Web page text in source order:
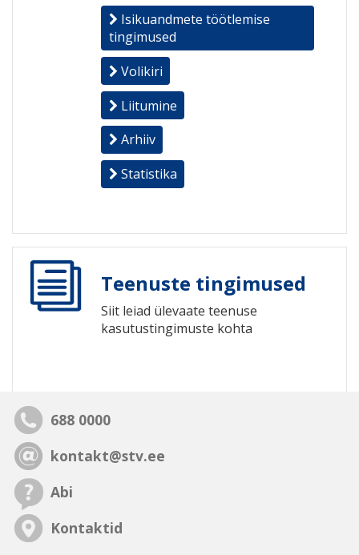
Isikuandmete töötlemise
tingimused
Volikiri
Liitumine
Arhiiv
Statistika
Teenuste tingimused
Siit leiad ülevaate teenuse
kasutustingimuste kohta
688 0000
kontakt@stv.ee
Abi
Kontaktid